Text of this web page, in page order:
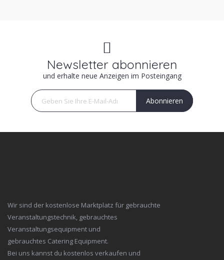
Newsletter abonnieren
und erhalte neue Anzeigen im Posteingang
Abonnieren
Wir sind der kostenlose Marktplatz für gebrauchte
Veranstaltungstechnik, gebrauchtes
Veranstaltungsequipment und
gebrauchtes Catering Equipment.
Bei uns kannst du kostenlos verkaufen und